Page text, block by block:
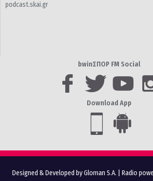
podcast.skai.gr
bwinΣΠΟΡ FM Social
Download App
Designed & Developed by Gloman S.A. Radio